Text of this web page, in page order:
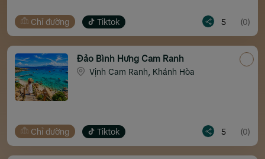
Chỉ đường Tiktok 5 (0)
Đảo Bình Hưng Cam Ranh
Vịnh Cam Ranh, Khánh Hòa
Chỉ đường Tiktok 5 (0)